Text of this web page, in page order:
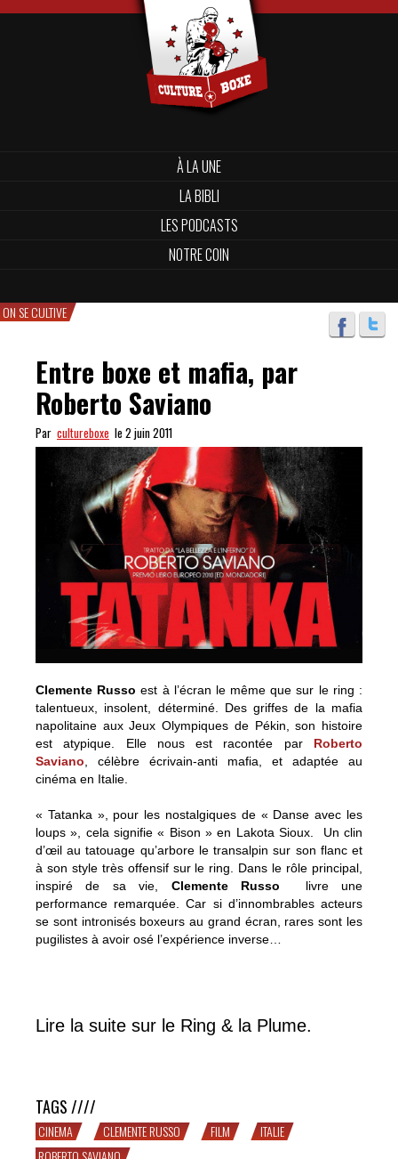
À LA UNE
LA BIBLI
LES PODCASTS
NOTRE COIN
ON SE CULTIVE
Entre boxe et mafia, par
Roberto Saviano
Par cultureboxe le 2 juin 2011
Clemente Russo est à l’écran le même que sur le ring :
talentueux, insolent, déterminé. Des griffes de la mafia
napolitaine aux Jeux Olympiques de Pékin, son histoire
est atypique. Elle nous est racontée par Roberto
Saviano , célèbre écrivain-anti mafia, et adaptée au
cinéma en Italie.
« Tatanka », pour les nostalgiques de « Danse avec les
loups », cela signifie « Bison » en Lakota Sioux. Un clin
d’œil au tatouage qu’arbore le transalpin sur son flanc et
à son style très offensif sur le ring. Dans le rôle principal,
inspiré de sa vie, Clemente Russo livre une
performance remarquée. Car si d’innombrables acteurs
se sont intronisés boxeurs au grand écran, rares sont les
pugilistes à avoir osé l’expérience inverse…
Lire la suite sur le Ring & la Plume.
TAGS ////
CINEMA CLEMENTE RUSSO FILM
ITALIE